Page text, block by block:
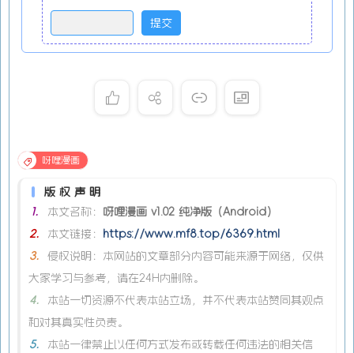
呀哩漫画
版权声明
1.
本文名称： 呀哩漫画 v1.02 纯净版（Android）
2.
本文链接：
https://www.mf8.top/6369.html
3.
侵权说明：本网站的文章部分内容可能来源于网络，仅供
大家学习与参考，请在24H内删除。
4.
本站一切资源不代表本站立场，并不代表本站赞同其观点
和对其真实性负责。
5.
本站一律禁止以任何方式发布或转载任何违法的相关信